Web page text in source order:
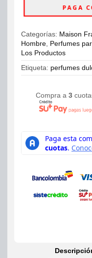
Extrait
Parfum
70ml
Unisex
cantidad
PAGA
Categorías: Maison
Hombre, Perfumes
Los Productos
Etiqueta: perfumes
Compra a 3